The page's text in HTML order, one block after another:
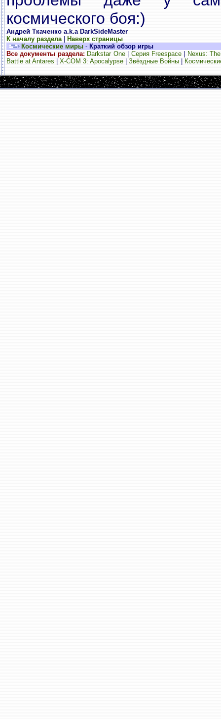
космического боя:)
Андрей Ткаченко а.k.а DarkSideMaster
К началу раздела|
Наверх страницы
Космические миры - Краткий обзор игры
Все документы раздела: Darkstar One| Серия Freespace|
Nexus:
Battle at Antares
X-COM 3: Apocalypse Звёздные Войны